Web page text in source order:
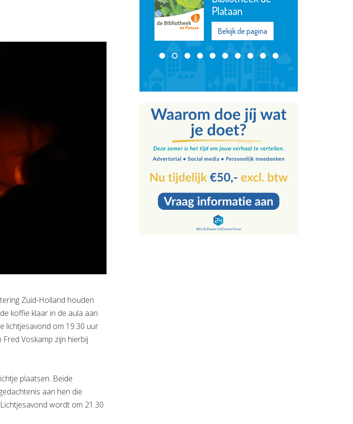
Zuid-Holland houden
koffie klaar in de aula aan
lichtjesavond om 19.30 uur
Voskamp zijn hierbij
plaatsen. Beide
aan hen die
wordt om 21.30
Plataan
Bekijk de pagina